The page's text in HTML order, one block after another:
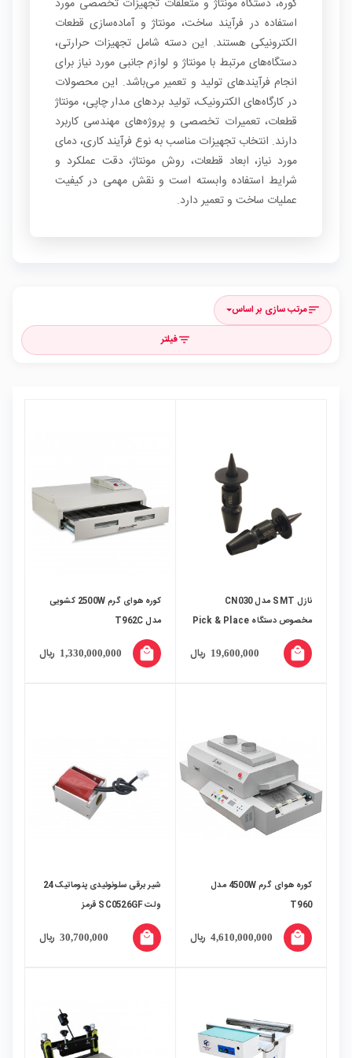
کوره، دستگاه مونتاژ و متعلقات تجهیزات تخصصی مورد
استفاده در فرآیند ساخت، مونتاژ و آماده‌سازی قطعات
الکترونیکی هستند. این دسته شامل تجهیزات حرارتی،
دستگاه‌های مرتبط با مونتاژ و لوازم جانبی مورد نیاز برای
انجام فرآیندهای تولید و تعمیر می‌باشد. این محصولات
در کارگاه‌های الکترونیک، تولید بردهای مدار چاپی، مونتاژ
قطعات، تعمیرات تخصصی و پروژه‌های مهندسی کاربرد
دارند. انتخاب تجهیزات مناسب به نوع فرآیند کاری، دمای
مورد نیاز، ابعاد قطعات، روش مونتاژ، دقت عملکرد و
شرایط استفاده وابسته است و نقش مهمی در کیفیت
عملیات ساخت و تعمیر دارد.
sortمرتب سازی بر اساس
filter_listفیلتر
نازل SMT مدل CN030
مخصوص دستگاه Pick & Place
19,600,000 ریال local_mall
کوره هوای گرم 2500W کشویی
مدل T962C
1,330,000,000 ریال local_mall
کوره هوای گرم 4500W مدل
T960
4,610,000,000 ریال local_mall
شیر برقی سلونوئیدی پنوماتیک 24
ولت SC0526GF قرمز
30,700,000 ریال local_mall